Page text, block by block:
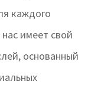
каждого
имеет свой
основанный